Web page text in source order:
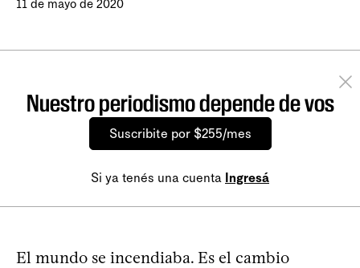
11 de mayo de 2020
Nuestro periodismo depende de vos
Suscribite por $255/mes
Si ya tenés una cuenta Ingresá
El mundo se incendiaba. Es el cambio